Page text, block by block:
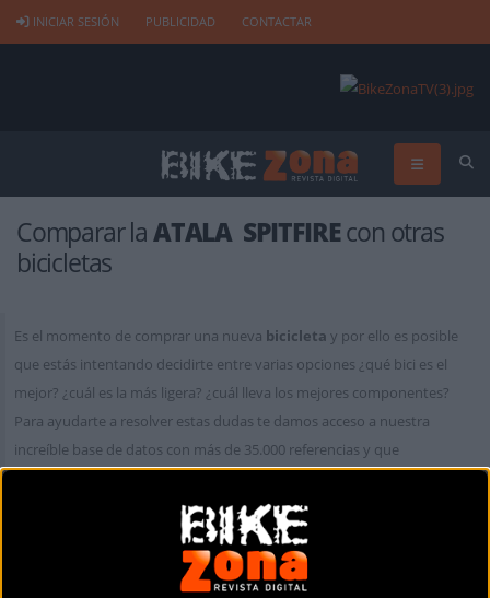
INICIAR SESIÓN PUBLICIDAD CONTACTAR
Comparar laATALA SPITFIREcon otras
bicicletas
Es el momento de comprar una nueva bicicleta y por ello es posible
que estás intentando decidirte entre varias opciones ¿qué bici es el
mejor? ¿cuál es la más ligera? ¿cuál lleva los mejores componentes?
Para ayudarte a resolver estas dudas te damos acceso a nuestra
increíble base de datos con más de 35.000 referencias y que
encontrar la bicicleta que mejor se adapte a tus necesidades. Es gratuito
y puedes usarlo con tu pc, tablet o smartphone.
recomendamos usar el móvil en modo horizontal.)